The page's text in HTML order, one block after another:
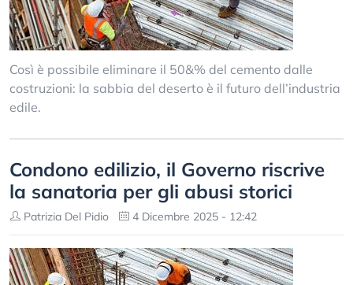
Così è possibile eliminare il 50&% del cemento dalle
costruzioni: la sabbia del deserto è il futuro dell’industria
edile.
Condono edilizio, il Governo riscrive
la sanatoria per gli abusi storici
Patrizia Del Pidio 4 Dicembre 2025 - 12:42